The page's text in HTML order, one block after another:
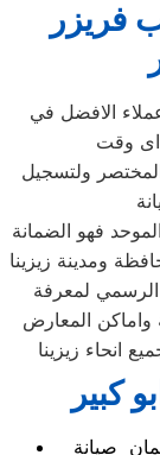
فريزر
الافضل في
اى وقت
ولتسجيل
فهو الضمانة
ومدينة زيزينا
الرسمي لمعرفة
واماكن المعارض
انحاء زيزينا
كبير
صيانة